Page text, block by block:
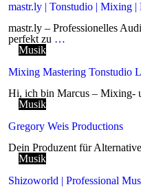
mastr.ly | Tonstudio | Mixing |
mastr.ly – Professionelles
perfekt zu …
Musik
Mixing Mastering Tonstudio
Hi, ich bin Marcus – Mixing-
Musik
Gregory Weis Productions
Dein Produzent für
Musik
Shizoworld | Professional